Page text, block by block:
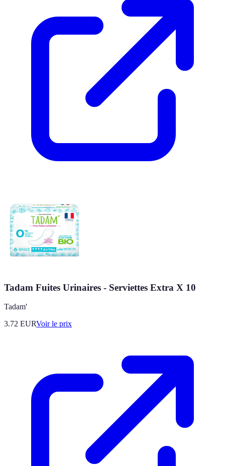
Tadam Fuites Urinaires - Serviettes Extra X 10
Tadam'
3.72 EURVoir le prix